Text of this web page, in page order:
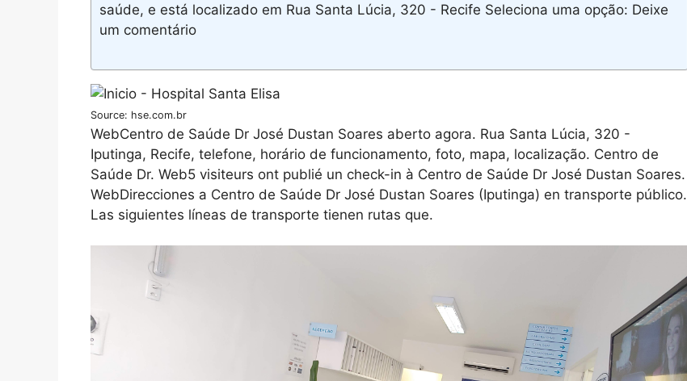
saúde, e está localizado em Rua Santa Lúcia, 320 - Recife Seleciona uma opção: Deixe
um comentário
Source: hse.com.br
WebCentro de Saúde Dr José Dustan Soares aberto agora. Rua Santa Lúcia, 320 -
Iputinga, Recife, telefone, horário de funcionamento, foto, mapa, localização. Centro de
Saúde Dr. Web5 visiteurs ont publié un check-in à Centro de Saúde Dr José Dustan Soares.
WebDirecciones a Centro de Saúde Dr José Dustan Soares (Iputinga) en transporte público.
Las siguientes líneas de transporte tienen rutas que.